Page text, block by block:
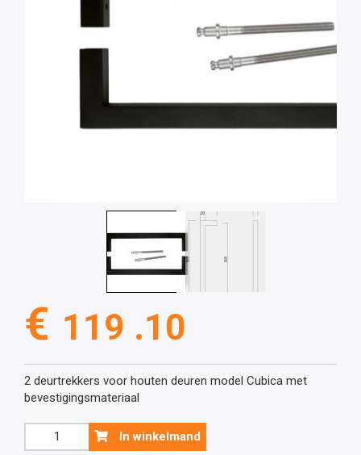
€ 119 .10
2 deurtrekkers voor houten deuren model Cubica met
bevestigingsmateriaal
Zwarte
deurtrekkers
In winkelmand